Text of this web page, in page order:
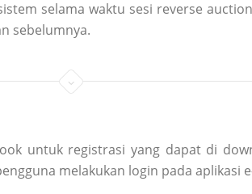
selama waktu sesi reverse
sebelumnya.
untuk registrasi yang dapat di
melakukan login pada aplikasi